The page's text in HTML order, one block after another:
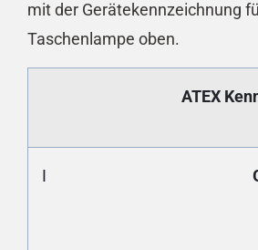
mit der Gerätekennzeichnung
Taschenlampe oben.
ATEX
I